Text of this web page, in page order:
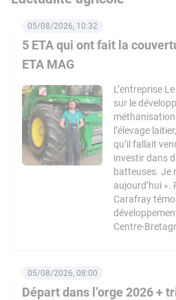
5 ETA qui ont fait la
ETA MAG
05/08/2026, 10:32
L’entreprise
sur le
méthanisation
l’élevage
qu’il fallait
investir dans
batteuses. Je
aujourd’hui ».
Carafray
Centre-
Départ dans l’orge 2026 +
05/08/2026, 08:00